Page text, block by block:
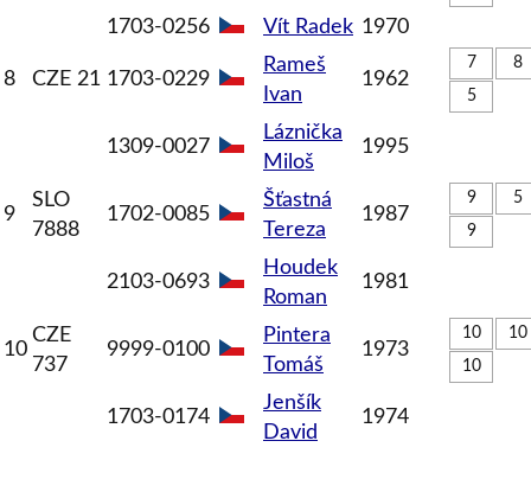
1703-0256 Vít Radek 1970
8 CZE 21 1703-0229
Rameš
Ivan
1962
7
8
5
1309-0027
Láznička
Miloš
1995
9
SLO
7888
1702-0085
Šťastná
Tereza
1987
9
5
9
2103-0693
Houdek
Roman
1981
10
CZE
737
9999-0100
Pintera
Tomáš
1973
10
10
10
1703-0174
Jenšík
David
1974